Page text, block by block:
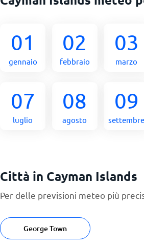
01
gennaio
02
febbraio
03
marzo
07
luglio
08
agosto
09
settembre
Città in Cayman Islands
Per delle previsioni meteo più
George Town